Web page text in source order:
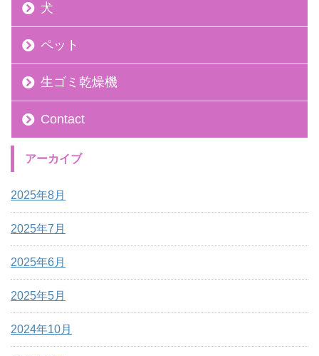
犬
ペット
生ゴミ乾燥機
Contact
アーカイブ
2025年8月
2025年7月
2025年6月
2025年5月
2024年10月